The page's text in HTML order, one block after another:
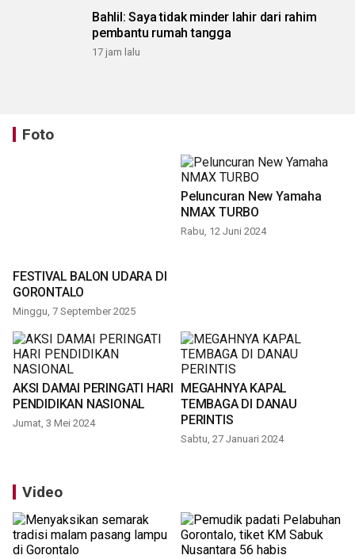
Bahlil: Saya tidak minder lahir dari rahim
pembantu rumah tangga
17 jam lalu
Foto
FESTIVAL BALON UDARA DI
GORONTALO
Minggu, 7 September 2025
Peluncuran New Yamaha
NMAX TURBO
Rabu, 12 Juni 2024
AKSI DAMAI PERINGATI HARI
PENDIDIKAN NASIONAL
Jumat, 3 Mei 2024
MEGAHNYA KAPAL
TEMBAGA DI DANAU
PERINTIS
Sabtu, 27 Januari 2024
Video